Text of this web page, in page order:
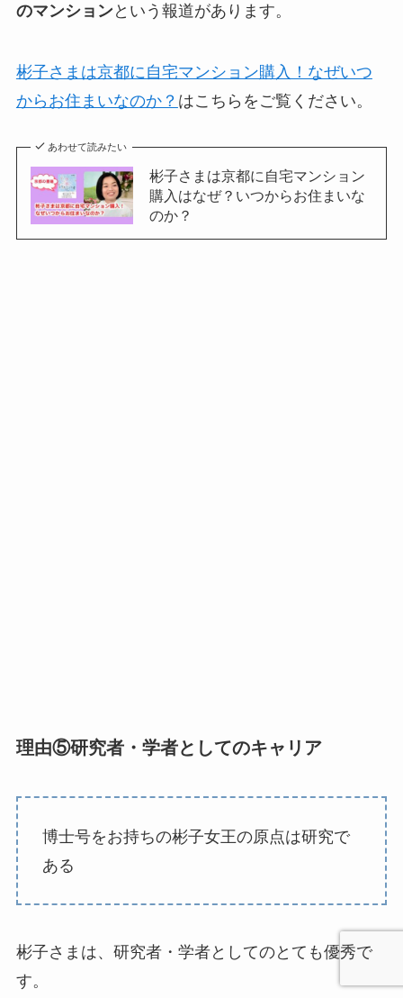
のマンションという報道があります。
彬子さまは京都に自宅マンション購入！なぜいつ
からお住まいなのか？ はこちらをご覧ください。
あわせて読みたい
彬子さまは京都に自宅マンション
購入はなぜ？いつからお住まいな
のか？
理由⑤研究者・学者としてのキャリア
博士号をお持ちの彬子女王の原点は研究で
ある
彬子さまは、研究者・学者としてのとても優秀で
す。